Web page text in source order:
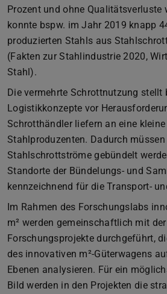
Prozent und ohne Qualitätsverluste
konnte bspw. im Jahr 2019 knapp
produzierten Stahls aus
(Fakten zur Stahlindustrie 2020,
Stahl).
Die vermehrte Schrottnutzung stellt
Logistikkonzepte vor
Schrotthändler liefern an eine
Stahlproduzenten. Dadurch
Stahlschrottströme gebündelt
Standorte der Bündelungs- und
kennzeichnend für die Transport-
Im Rahmen des Forschungslabs
m² werden gemeinschaftlich mit
Forschungsprojekte durchgeführt,
des innovativen m²-Güterwagens
Ebenen analysieren. Für ein
Bild werden in den Projekten die